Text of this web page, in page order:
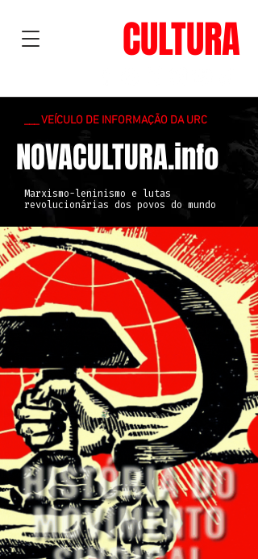
CULTURA
___ VEÍCULO DE INFORMAÇÃO DA URC
NOVACULTURA.info
Marxismo-leninismo e lutas
revolucionárias dos povos do mundo